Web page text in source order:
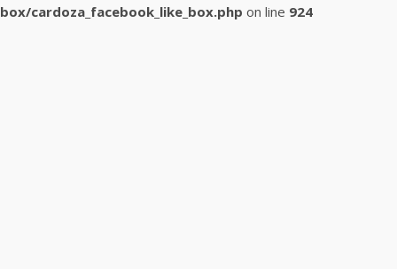
box/cardoza_facebook_like_box.php on line 924